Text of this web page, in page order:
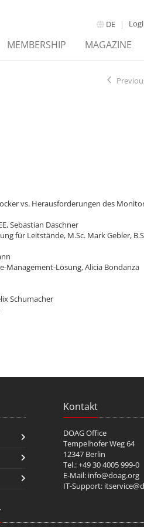
DE
MEMBERSHIP MAGAZINE
vs. Herausforderungen des
Sebastian Daschner
für Leitstände, M.Sc. Mark Gebler,
Management-Lösung, Alicia Bondanza
Schumacher
Kontakt
DOAG Office
Tempelhofer Weg 64
12347 Berlin
Tel.: +49 30 4005 999-0
E-Mail: info@doag.org
IT-Support: